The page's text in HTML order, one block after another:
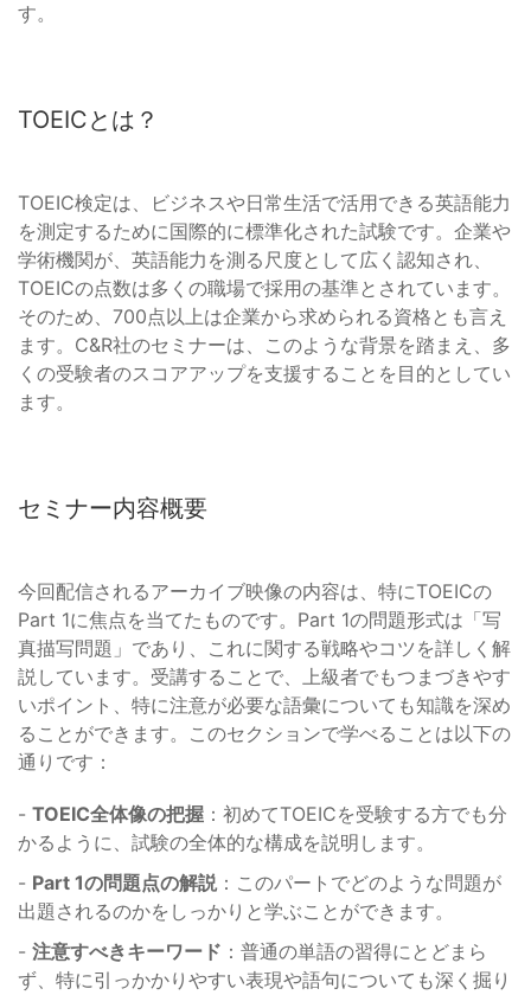
す。
TOEICとは？
TOEIC検定は、ビジネスや日常生活で活用できる英語能力
を測定するために国際的に標準化された試験です。企業や
学術機関が、英語能力を測る尺度として広く認知され、
TOEICの点数は多くの職場で採用の基準とされています。
そのため、700点以上は企業から求められる資格とも言え
ます。C&R社のセミナーは、このような背景を踏まえ、多
くの受験者のスコアアップを支援することを目的としてい
ます。
セミナー内容概要
今回配信されるアーカイブ映像の内容は、特にTOEICの
Part 1に焦点を当てたものです。Part 1の問題形式は「写
真描写問題」であり、これに関する戦略やコツを詳しく解
説しています。受講することで、上級者でもつまづきやす
いポイント、特に注意が必要な語彙についても知識を深め
ることができます。このセクションで学べることは以下の
通りです：
- TOEIC全体像の把握 ：初めてTOEICを受験する方でも分
かるように、試験の全体的な構成を説明します。
- Part 1の問題点の解説：このパートでどのような問題が
出題されるのかをしっかりと学ぶことができます。
- 注意すべきキーワード ：普通の単語の習得にとどまら
ず、特に引っかかりやすい表現や語句についても深く掘り